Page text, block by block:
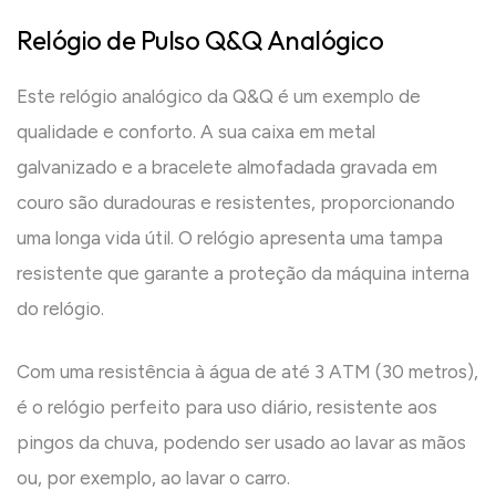
Relógio de Pulso Q&Q Analógico
Este relógio analógico da Q&Q é um exemplo de
qualidade e conforto. A sua caixa em metal
galvanizado e a bracelete almofadada gravada em
couro são duradouras e resistentes, proporcionando
uma longa vida útil. O relógio apresenta uma tampa
resistente que garante a proteção da máquina interna
do relógio.
Com uma resistência à água de até 3 ATM (30 metros),
é o relógio perfeito para uso diário, resistente aos
pingos da chuva, podendo ser usado ao lavar as mãos
ou, por exemplo, ao lavar o carro.